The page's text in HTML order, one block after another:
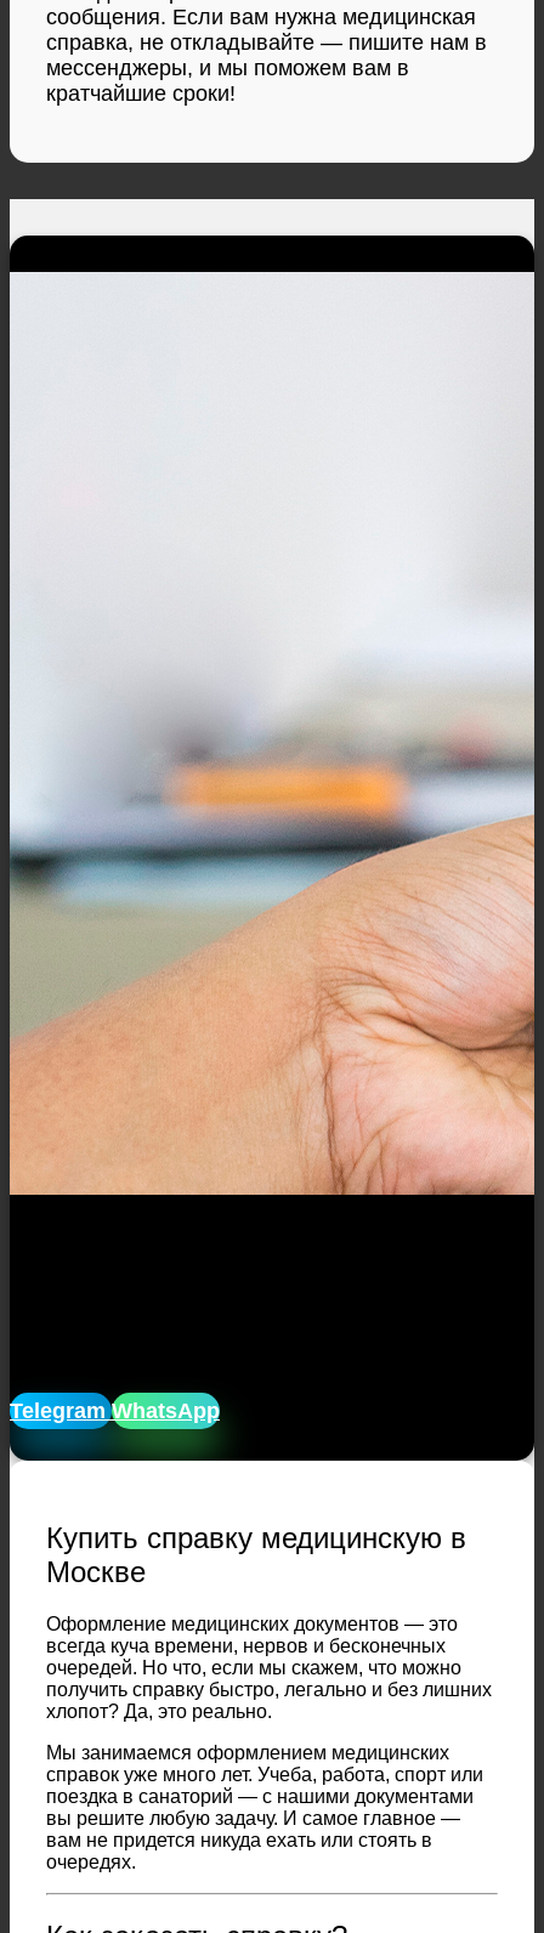
сообщения. Если вам нужна медицинская
справка, не откладывайте — пишите нам в
мессенджеры, и мы поможем вам в
кратчайшие сроки!
Telegram WhatsApp
Купить справку медицинскую в
Москве
Оформление медицинских документов — это
всегда куча времени, нервов и бесконечных
очередей. Но что, если мы скажем, что можно
получить справку быстро, легально и без лишних
хлопот? Да, это реально.
Мы занимаемся оформлением медицинских
справок уже много лет. Учеба, работа, спорт или
поездка в санаторий — с нашими документами
вы решите любую задачу. И самое главное —
вам не придется никуда ехать или стоять в
очередях.